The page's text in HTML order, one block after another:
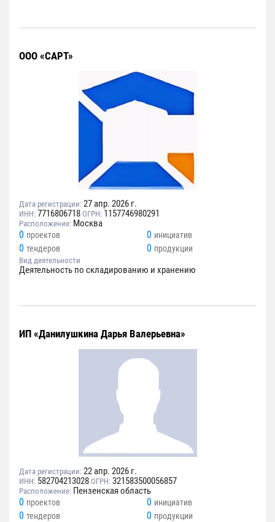
ООО «САРТ»
Дата регистрации: 27 апр. 2026 г.
ИНН: 7716806718 ОГРН: 1157746980291
Расположение: Москва
0 проектов 0 инициатив
0 тендеров 0 продукции
Вид деятельности
Деятельность по складированию и хранению
ИП «Данилушкина Дарья Валерьевна»
Дата регистрации: 22 апр. 2026 г.
ИНН: 582704213028 ОГРН: 321583500056857
Расположение: Пензенская область
0 проектов 0 инициатив
0 тендеров 0 продукции